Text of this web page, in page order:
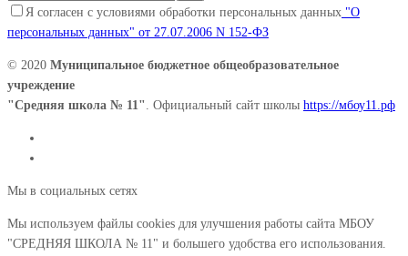
Я согласен с условиями обработки персональных данных "О
персональных данных" от 27.07.2006 N 152-ФЗ
© 2020 Муниципальное бюджетное общеобразовательное
учреждение
"Средняя школа № 11" . Официальный сайт школы https://мбоу11.рф
Мы в социальных сетях
Мы используем файлы cookies для улучшения работы сайта МБОУ
"СРЕДНЯЯ ШКОЛА № 11" и большего удобства его использования.